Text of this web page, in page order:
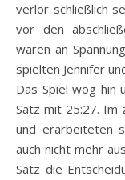
verlor schließlich
vor den
waren an
spielten Jennifer
Das Spiel wog hin
Satz mit 25:27. Im
und erarbeiteten
auch nicht mehr
Satz die